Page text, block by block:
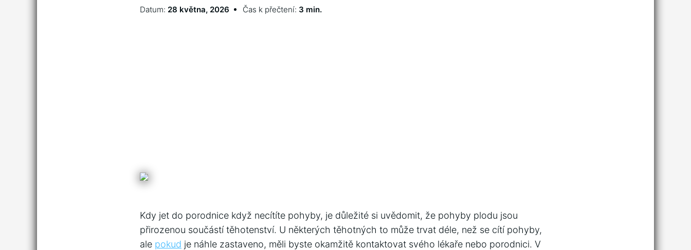
Datum: 28 května, 2026 Čas k přečtení: 3 min.
Kdy jet do porodnice když necítíte pohyby, je důležité si uvědomit, že pohyby plodu jsou
přirozenou součástí těhotenství. U některých těhotných to může trvat déle, než se cítí pohyby,
ale pokud je náhle zastaveno, měli byste okamžitě kontaktovat svého lékaře nebo porodnici. V